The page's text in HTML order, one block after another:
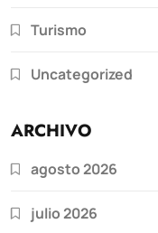
Turismo
Uncategorized
ARCHIVO
agosto 2026
julio 2026